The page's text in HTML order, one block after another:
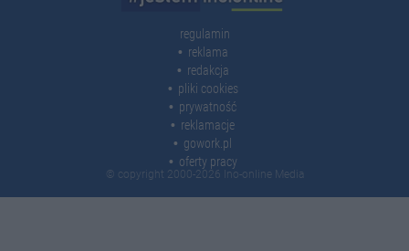
regulamin
reklama
redakcja
pliki cookies
prywatność
reklamacje
gowork.pl
oferty pracy
© copyright 2000-2026 Ino-online Media